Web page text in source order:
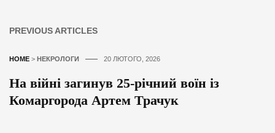
PREVIOUS ARTICLES
HOME > НЕКРОЛОГИ 20 ЛЮТОГО, 2026
На війні загинув 25-річний воїн із
Комаргорода Артем Трачук